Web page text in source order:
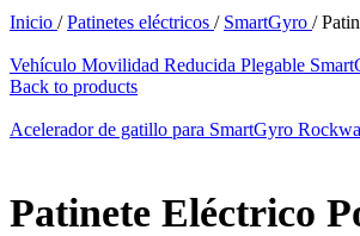
Inicio / Patinetes eléctricos / SmartGyro /
Vehículo Movilidad Reducida Plegable
Back to products
Acelerador de gatillo para SmartGyro
Patinete Eléctrico